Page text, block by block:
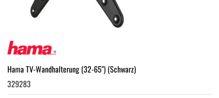
Hama TV-Wandhalterung (32-65") (Schwarz)
329283